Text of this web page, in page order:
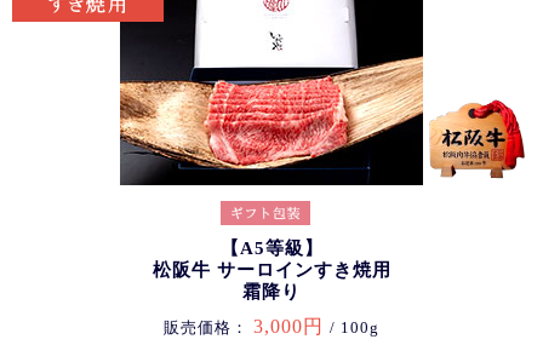
【A5等級】
松阪牛 サーロインすき焼用
霜降り
販売価格： 3,000円 / 100g